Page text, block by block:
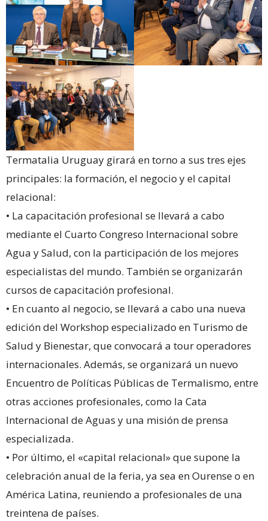
Termatalia Uruguay girará en torno a sus tres ejes
principales: la formación, el negocio y el capital
relacional:
• La capacitación profesional se llevará a cabo
mediante el Cuarto Congreso Internacional sobre
Agua y Salud, con la participación de los mejores
especialistas del mundo. También se organizarán
cursos de capacitación profesional.
• En cuanto al negocio, se llevará a cabo una nueva
edición del Workshop especializado en Turismo de
Salud y Bienestar, que convocará a tour operadores
internacionales. Además, se organizará un nuevo
Encuentro de Políticas Públicas de Termalismo, entre
otras acciones profesionales, como la Cata
Internacional de Aguas y una misión de prensa
especializada.
• Por último, el «capital relacional» que supone la
celebración anual de la feria, ya sea en Ourense o en
América Latina, reuniendo a profesionales de una
treintena de países.